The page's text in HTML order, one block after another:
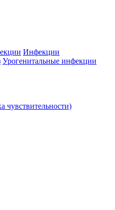
Инфекции
Урогенитальные инфекции
чувствительности)